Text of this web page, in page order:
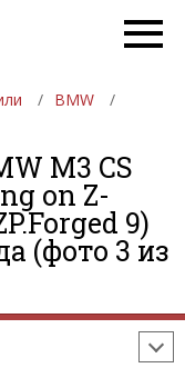
BMW
M3 CS
on Z-
9)
(фото 3 из
ДЕВУШКИ